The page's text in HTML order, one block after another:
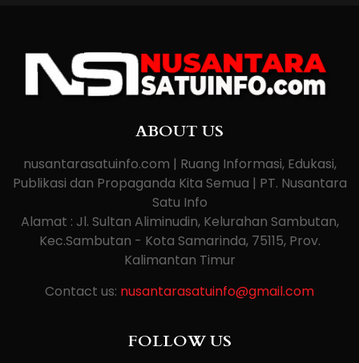
ABOUT US
nusantarasatuinfo.com | Ruang Informasi, Edukasi,
Publikasi dan Propaganda Kita Semua | PT. Nusantara
Satu Info
Alamat : Jl. Sultan Aliminudin, Kelurahan Sambutan,
Kec.Sambutan - Kota Samarinda, 75115, Prov.
Kalimantan Timur
Contact us: nusantarasatuinfo@gmail.com
FOLLOW US